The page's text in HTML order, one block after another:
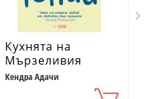
Кухнята на
Мързеливия
гений
Кендра Адачи